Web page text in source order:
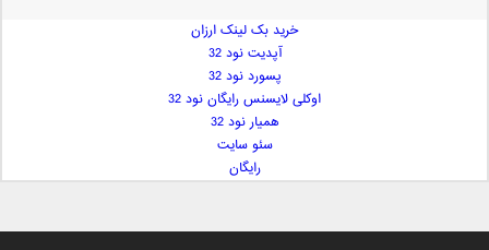
ایمان فلاح
خرید بک لینک ارزان
آپدیت نود 32
پسورد نود 32
اوکلی لایسنس رایگان نود 32
همیار نود 32
سئو سایت
رایگان